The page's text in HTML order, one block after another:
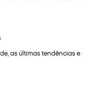
as últimas tendências e